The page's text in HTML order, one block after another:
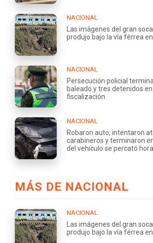
NACIONAL
Las imágenes del gran
produjo bajo la vía férrea
NACIONAL
Persecución policial
baleado y tres detenidos
fiscalización
NACIONAL
Robaron auto, intentaron
carabineros y terminaron
del vehículo se percató
MÁS DE NACIONAL
NACIONAL
Las imágenes del gran
produjo bajo la vía férrea